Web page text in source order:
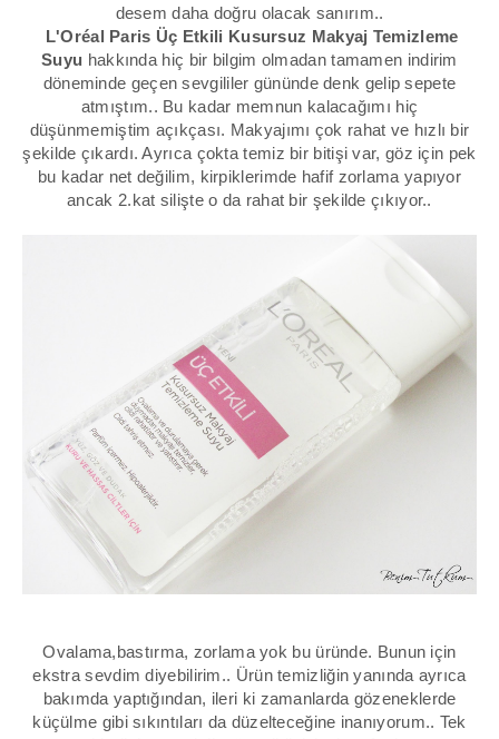
desem daha doğru olacak sanırım..
L'Oréal Paris Üç Etkili Kusursuz Makyaj Temizleme
Suyu hakkında hiç bir bilgim olmadan tamamen indirim
döneminde geçen sevgililer gününde denk gelip sepete
atmıştım.. Bu kadar memnun kalacağımı hiç
düşünmemiştim açıkçası. Makyajımı çok rahat ve hızlı bir
şekilde çıkardı. Ayrıca çokta temiz bir bitişi var, göz için pek
bu kadar net değilim, kirpiklerimde hafif zorlama yapıyor
ancak 2.kat silişte o da rahat bir şekilde çıkıyor..
Ovalama,bastırma, zorlama yok bu üründe. Bunun için
ekstra sevdim diyebilirim.. Ürün temizliğin yanında ayrıca
bakımda yaptığından, ileri ki zamanlarda gözeneklerde
küçülme gibi sıkıntıları da düzelteceğine inanıyorum.. Tek